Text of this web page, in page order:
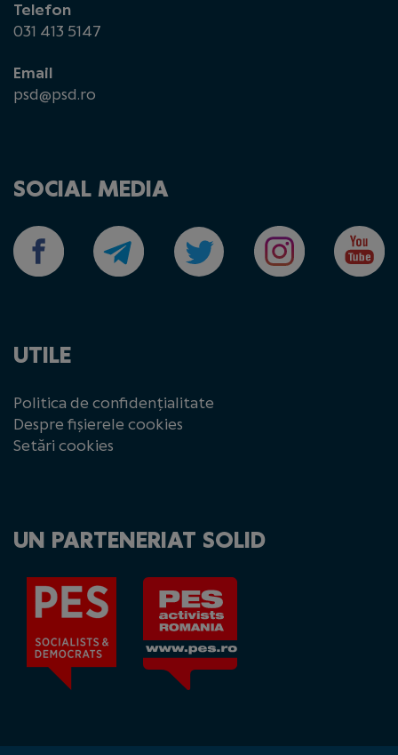
Telefon
031 413 5147
Email
psd@psd.ro
SOCIAL MEDIA
UTILE
Politica de confidențialitate
Despre fișierele cookies
Setări cookies
UN PARTENERIAT SOLID